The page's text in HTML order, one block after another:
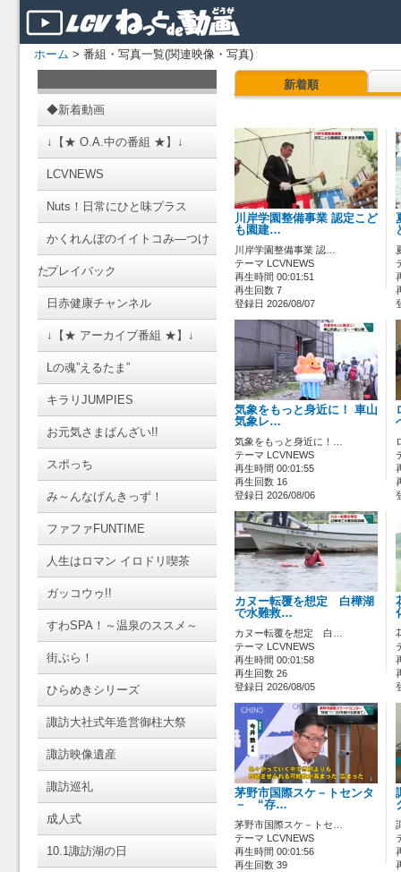
ホーム > 番組・写真一覧(関連映像・写真)
◆新着動画
↓【★ O.A.中の番組 ★】↓
LCVNEWS
Nuts！日常にひと味プラス
かくれんぼのイイトコみ―つけ
たプレイバック
日赤健康チャンネル
↓【★ アーカイブ番組 ★】↓
Lの魂”えるたま”
キラリJUMPIES
お元気さまばんざい!!
スポっち
み～んなげんきっず！
ファファFUNTIME
人生はロマン イロドリ喫茶
ガッコウゥ!!
すわSPA！～温泉のススメ～
街ぶら！
ひらめきシリーズ
諏訪大社式年造営御柱大祭
諏訪映像遺産
諏訪巡礼
成人式
10.1諏訪湖の日
新着順
川岸学園整備事業 認定こど
も園建…
川岸学園整備事業 認…
テーマ LCVNEWS
再生時間 00:01:51
再生回数 7
登録日 2026/08/07
気象をもっと身近に！ 車山
気象レ…
気象をもっと身近に！…
テーマ LCVNEWS
再生時間 00:01:55
再生回数 16
登録日 2026/08/06
カヌー転覆を想定 白樺湖
で水難救…
カヌー転覆を想定 白…
テーマ LCVNEWS
再生時間 00:01:58
再生回数 26
登録日 2026/08/05
茅野市国際スケ－トセンタ
－ “存…
茅野市国際スケ－トセ…
テーマ LCVNEWS
再生時間 00:01:56
再生回数 39